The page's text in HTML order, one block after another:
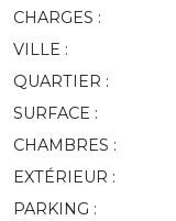
CHARGES :
VILLE :
QUARTIER :
SURFACE :
CHAMBRES :
EXTÉRIEUR :
PARKING :